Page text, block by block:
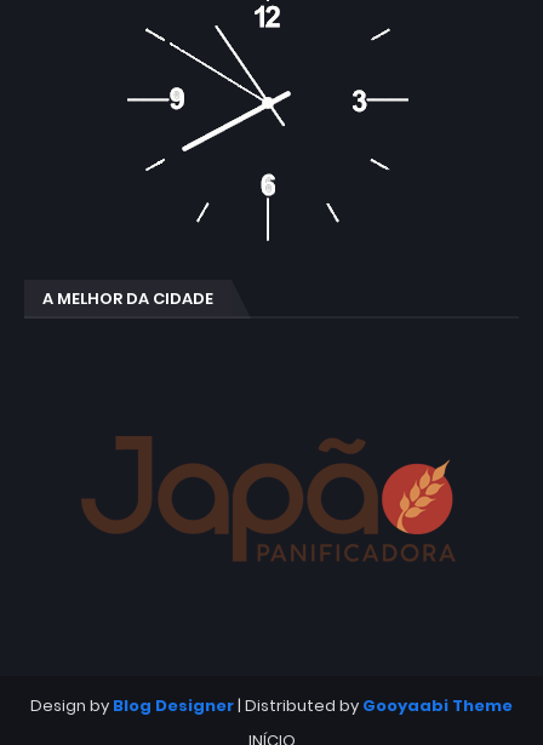
A MELHOR DA CIDADE
Design by Blog Designer| Distributed by Gooyaabi Theme